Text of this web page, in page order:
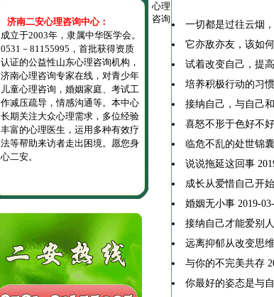
济南二安心理咨询中心：
成立于2003年，隶属中华医学会。
0531－81155995，首批获得资质
认证的公益性山东心理咨询机构，
济南心理咨询专家在线，对青少年
儿童心理咨询，婚姻家庭、考试工
作减压疏导，情感沟通等。本中心
长期关注大众心理需求，多位经验
丰富的心理医生，运用多种有效疗
法等帮助来访者走出困境。愿您身
心二安。
一切都是过往云烟
它亦敌亦友，该如
试着改变自己，提
培养积极行动的习惯
接纳自己，与自己
喜怒不形于色好不
临危不乱的处世锦囊
说说拖延这回事
成长从爱惜自己开始
婚姻无小事 2019-
接纳自己才能爱别人
远离抑郁从改变思
与你的不完美共存
你最好的姿态是与
心理
咨询